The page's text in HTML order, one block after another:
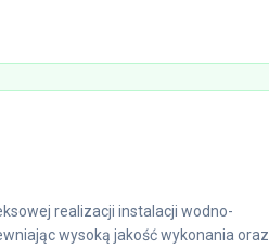
realizacji instalacji wodno-
wysoką jakość wykonania oraz